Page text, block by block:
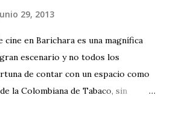
29, 2013
cine en Barichara es una magnífica
escenario y no todos los
de contar con un espacio como
la Colombiana de Tabaco, sin